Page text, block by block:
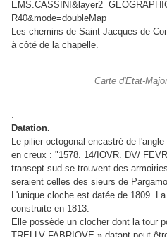
R40&mode=doubleMap
Les chemins de Saint-Jacques-de-
à côté de la chapelle.
Carte d'Etat-
Datation.
Le pilier octogonal encastré de
en creux : "1578. 14/IOVR. DV/
transept sud se trouvent des
seraient celles des sieurs de
L'unique cloche est datée de 1809.
construite en 1813.
Elle possède un clocher dont la tour